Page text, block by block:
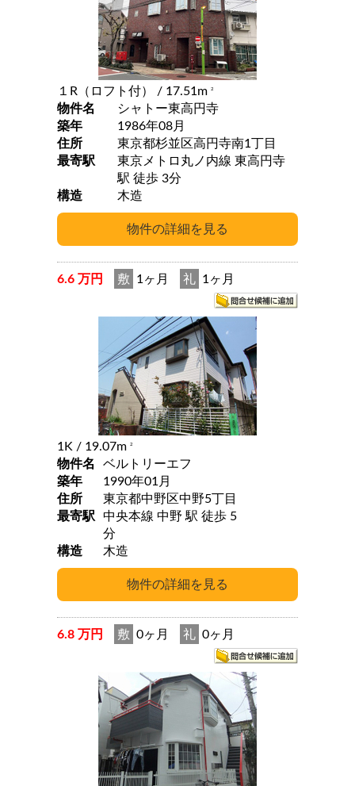
１R（ロフト付） / 17.51m 2
物件名
シャトー東高円寺
築年
1986年08月
住所
東京都杉並区高円寺南1丁目
最寄駅
東京メトロ丸ノ内線 東高円寺
駅 徒歩 3分
構造
木造
6.6 万円 敷 1ヶ月 礼 1ヶ月
1K / 19.07m 2
物件名
ベルトリーエフ
築年
1990年01月
住所
東京都中野区中野5丁目
最寄駅
中央本線 中野 駅 徒歩 5
分
構造
木造
6.8 万円 敷 0ヶ月 礼 0ヶ月